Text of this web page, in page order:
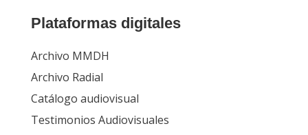
Plataformas digitales
Archivo MMDH
Archivo Radial
Catálogo audiovisual
Testimonios Audiovisuales